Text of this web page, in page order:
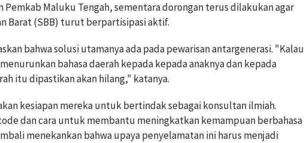
Pemkab Maluku Tengah, sementara dorongan terus dilakukan agar
Barat (SBB) turut berpartisipasi aktif.
bahwa solusi utamanya ada pada pewarisan antargenerasi. "Kalau
bahasa daerah kepada kepada anaknya dan kepada
itu dipastikan akan hilang," katanya.
kesiapan mereka untuk bertindak sebagai konsultan ilmiah.
dan cara untuk membantu meningkatkan kemampuan berbahasa
menekankan bahwa upaya penyelamatan ini harus menjadi